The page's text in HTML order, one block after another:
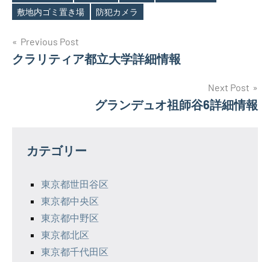
敷地内ゴミ置き場
防犯カメラ
投
稿
ー
Previous Post
クラリティア都立大学詳細情報
Next Post
グランデュオ祖師谷6詳細情報
カテゴリー
東京都世田谷区
東京都中央区
東京都中野区
東京都北区
東京都千代田区